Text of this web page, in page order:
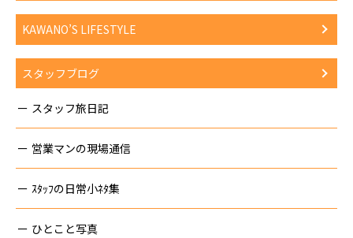
KAWANO’S LIFESTYLE
スタッフブログ
スタッフ旅日記
営業マンの現場通信
ｽﾀｯﾌの日常小ﾈﾀ集
ひとこと写真